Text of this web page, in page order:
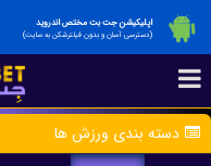
اپلیکیشن جت بت مختص اندروید
(دسترسی آسان و بدون فیلترشکن به سایت)
دسته بندی ورزش ها